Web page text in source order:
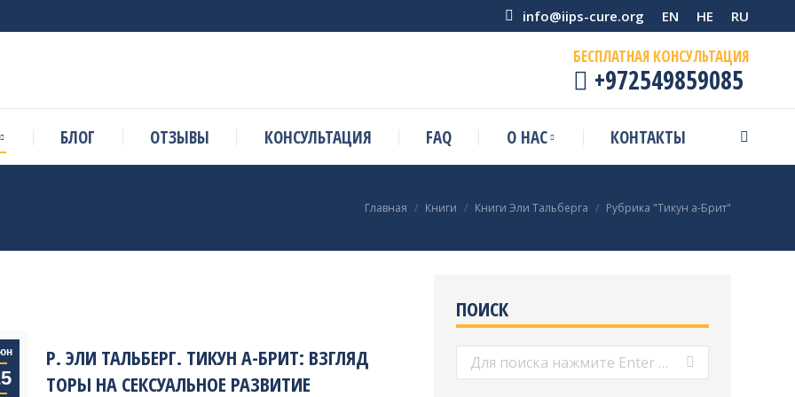
info@iips-cure.org EN HE RU
БЕСПЛАТНАЯ КОНСУЛЬТАЦИЯ
+972549859085
БЛОГ ОТЗЫВЫ КОНСУЛЬТАЦИЯ FAQ О НАС КОНТАКТЫ Поиск:
Вы здесь:
Главная Книги Книги Эли Тальберга Рубрика "Тикун а-Брит"
Р. ЭЛИ ТАЛЬБЕРГ. ТИКУН А-БРИТ: ВЗГЛЯД
ТОРЫ НА СЕКСУАЛЬНОЕ РАЗВИТИЕ
ПОИСК
Поиск: